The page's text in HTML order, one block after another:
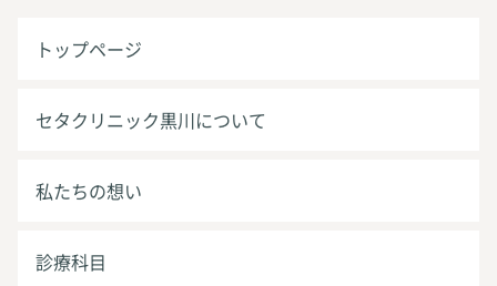
トップページ
セタクリニック黒川について
私たちの想い
診療科目